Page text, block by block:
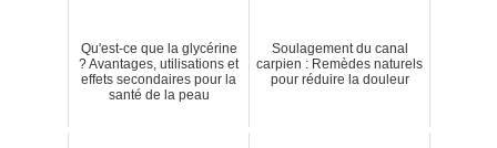
Qu'est-ce que la glycérine
? Avantages, utilisations et
effets secondaires pour la
santé de la peau
Soulagement du canal
carpien : Remèdes naturels
pour réduire la douleur